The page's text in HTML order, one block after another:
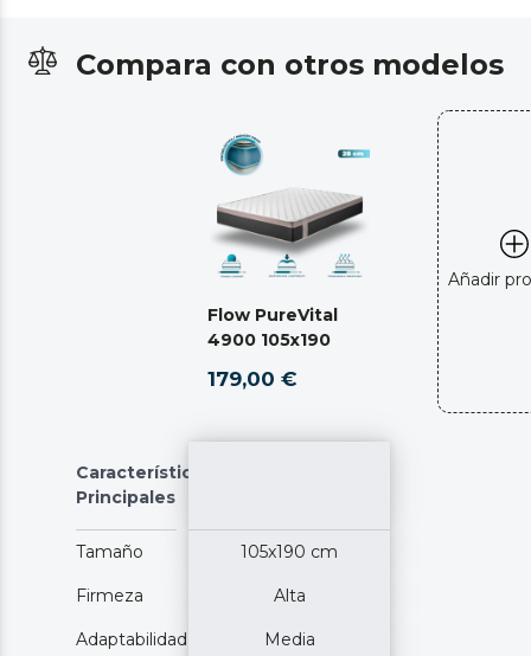
Compara con otros modelos
Flow PureVital
4900 105x190
179,00 €
Añadir
Características
Principales
Tamaño 105x190 cm
Firmeza Alta
Adaptabilidad Media